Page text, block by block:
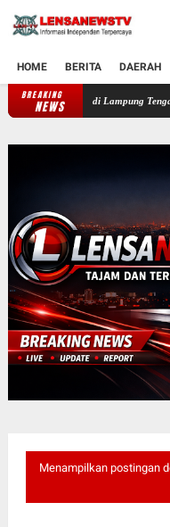
HOME BERITA DAERAH
BREAKING
NEWSPolda Lampung Berhasil
Menampilkan postingan